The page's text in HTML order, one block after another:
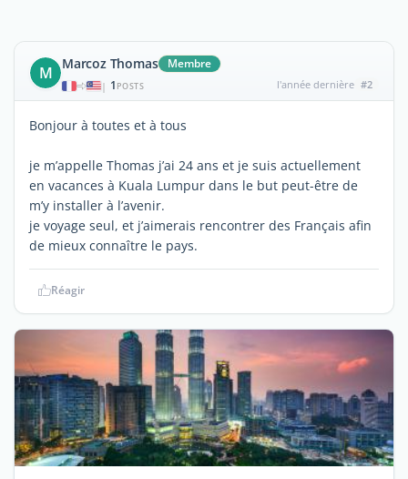
M Marcoz Thomas Membre
| 1 POSTS l'année dernière #2
Bonjour à toutes et à tous
je m’appelle Thomas j’ai 24 ans et je suis actuellement
en vacances à Kuala Lumpur dans le but peut-être de
m’y installer à l’avenir.
je voyage seul, et j’aimerais rencontrer des Français afin
de mieux connaître le pays.
Réagir